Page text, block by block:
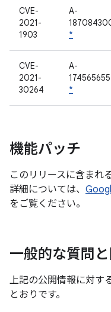
CVE-
2021-
1903
A-
*
CVE-
2021-
30264
A-
174565655
*
機能パッチ
このリリースに含まれ
詳細については、
をご覧ください。
一般的な質問
上記の公開情報に対す
とおりです。